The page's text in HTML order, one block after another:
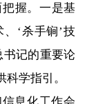
握。一是基
‘杀手锏’技
记的重要论
学指引。
息化工作会